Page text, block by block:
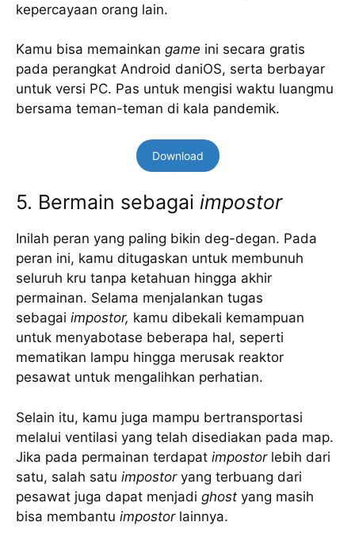
kepercayaan orang lain.
Kamu bisa memainkan game ini secara gratis
pada perangkat Android daniOS, serta berbayar
untuk versi PC. Pas untuk mengisi waktu luangmu
bersama teman-teman di kala pandemik.
Download
5. Bermain sebagai impostor
Inilah peran yang paling bikin deg-degan. Pada
peran ini, kamu ditugaskan untuk membunuh
seluruh kru tanpa ketahuan hingga akhir
permainan. Selama menjalankan tugas
sebagai impostor, kamu dibekali kemampuan
untuk menyabotase beberapa hal, seperti
mematikan lampu hingga merusak reaktor
pesawat untuk mengalihkan perhatian.
Selain itu, kamu juga mampu bertransportasi
melalui ventilasi yang telah disediakan pada map.
Jika pada permainan terdapat impostorlebih dari
satu, salah satu impostoryang terbuang dari
pesawat juga dapat menjadi ghost yang masih
bisa membantu impostorlainnya.